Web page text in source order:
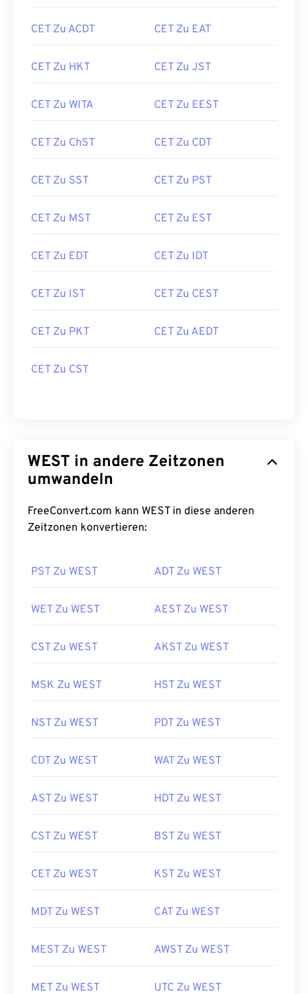
CET Zu ACDT CET Zu EAT
CET Zu HKT CET Zu JST
CET Zu WITA CET Zu EEST
CET Zu ChST CET Zu CDT
CET Zu SST CET Zu PST
CET Zu MST CET Zu EST
CET Zu EDT CET Zu IDT
CET Zu IST CET Zu CEST
CET Zu PKT CET Zu AEDT
CET Zu CST
WEST in andere Zeitzonen
umwandeln
FreeConvert.com kann WEST in diese anderen
Zeitzonen konvertieren:
PST Zu WEST ADT Zu WEST
WET Zu WEST AEST Zu WEST
CST Zu WEST AKST Zu WEST
MSK Zu WEST HST Zu WEST
NST Zu WEST PDT Zu WEST
CDT Zu WEST WAT Zu WEST
AST Zu WEST HDT Zu WEST
CST Zu WEST BST Zu WEST
CET Zu WEST KST Zu WEST
MDT Zu WEST CAT Zu WEST
MEST Zu WEST AWST Zu WEST
MET Zu WEST UTC Zu WEST